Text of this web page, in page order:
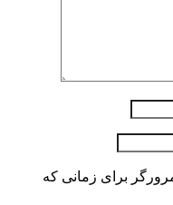
برای زمانی که